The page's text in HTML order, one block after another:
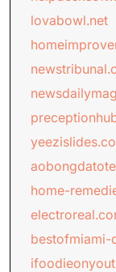
lovabowl.net
home-
bestofmiami-